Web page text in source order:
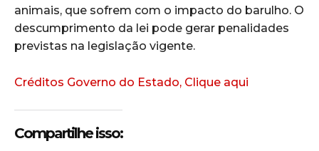
animais, que sofrem com o impacto do barulho. O
descumprimento da lei pode gerar penalidades
previstas na legislação vigente.
Créditos Governo do Estado, Clique aqui
Compartilhe isso: